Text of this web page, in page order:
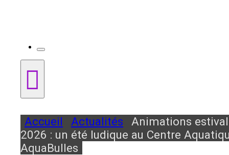
Accueil Actualités
Animations
2026 : un été ludique au Centre
AquaBulles